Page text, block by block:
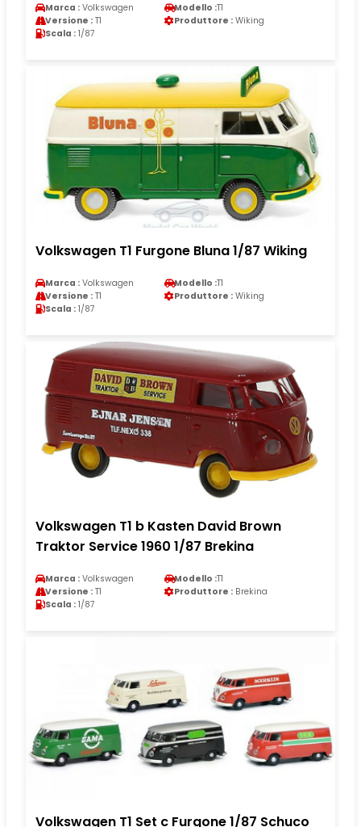
Marca : Volkswagen Modello :T1
Versione : T1 Produttore : Wiking
Scala : 1/87
Volkswagen T1 Furgone Bluna 1/87 Wiking
Marca : Volkswagen Modello :T1
Versione : T1 Produttore : Wiking
Scala : 1/87
Volkswagen T1 b Kasten David Brown
Traktor Service 1960 1/87 Brekina
Marca : Volkswagen Modello :T1
Versione : T1 Produttore : Brekina
Scala : 1/87
Volkswagen T1 Set c Furgone 1/87 Schuco